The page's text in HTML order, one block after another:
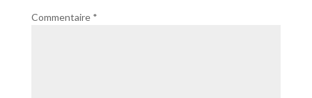
Commentaire *